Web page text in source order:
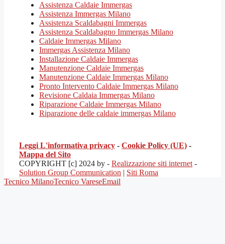
Assistenza Caldaie Immergas
Assistenza Immergas Milano
Assistenza Scaldabagni Immergas
Assistenza Scaldabagno Immergas Milano
Caldaie Immergas Milano
Immergas Assistenza Milano
Installazione Caldaie Immergas
Manutenzione Caldaie Immergas
Manutenzione Caldaie Immergas Milano
Pronto Intervento Caldaie Immergas Milano
Revisione Caldaia Immergas Milano
Riparazione Caldaie Immergas Milano
Riparazione delle caldaie immergas Milano
Leggi L'informativa privacy - Cookie Policy (UE) -
Mappa del Sito
COPYRIGHT [c] 2024 by - Realizzazione siti internet -
Solution Group Communication | Siti Roma
Tecnico MilanoTecnico VareseEmail